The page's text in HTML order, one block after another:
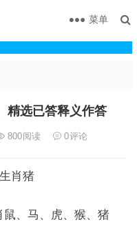
菜单
精选已答释义作答
800阅读 0评论
肖猪
、马、虎、猴、猪